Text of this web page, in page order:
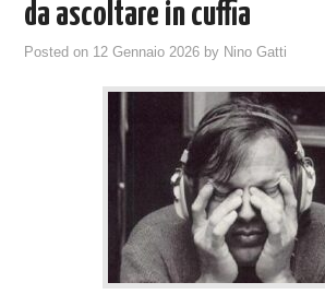
da ascoltare in cuffia
Posted on 12 Gennaio 2026 by Nino Gatti